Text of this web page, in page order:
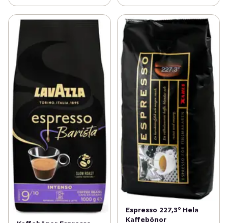
Espresso 227,3° Hela
Kaffebönor